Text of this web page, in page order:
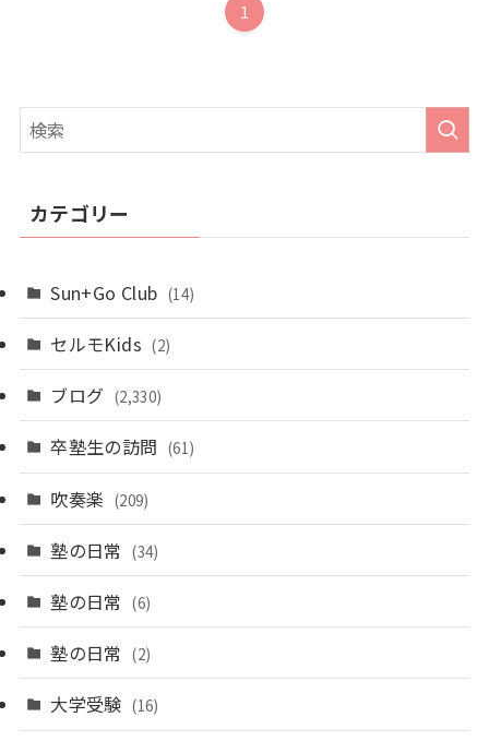
1
カテゴリー
Sun+Go Club (14)
セルモKids (2)
ブログ (2,330)
卒塾生の訪問 (61)
吹奏楽 (209)
塾の日常 (34)
塾の日常 (6)
塾の日常 (2)
大学受験 (16)